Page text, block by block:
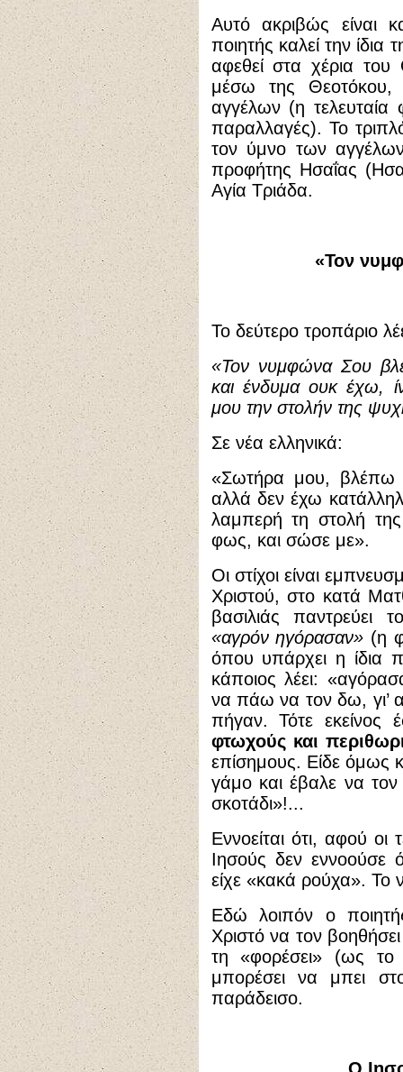
Αυτό ακριβώς είναι
ποιητής καλεί την
αφεθεί στα χέρια
μέσω της
αγγέλων (η τελευταία
παραλλαγές). Το
τον ύμνο των
προφήτης Ησαΐας
Αγία Τριάδα.
«Τον
Το δεύτερο τροπάριο
«Τον νυμφώνα Σου
και ένδυμα ουκ έχω,
μου την στολήν της
Σε νέα ελληνικά:
«Σωτήρα μου, βλέπω
αλλά δεν έχω
λαμπερή τη στολή
φως, και σώσε με».
Οι στίχοι είναι
Χριστού, στο κατά
βασιλιάς παντρεύει
«αγρόν ηγόρασαν» (η
όπου υπάρχει η ίδια
κάποιος λέει:
να πάω να τον δω, γι’
πήγαν. Τότε εκείνος
φτωχούς και
επίσημους. Είδε όμως
γάμο και έβαλε να
σκοτάδι»!...
Εννοείται ότι, αφού οι
Ιησούς δεν εννοούσε
είχε «κακά ρούχα». Το
Εδώ λοιπόν ο
Χριστό να τον
τη «φορέσει» (ως το
μπορέσει να μπει
παράδεισο.